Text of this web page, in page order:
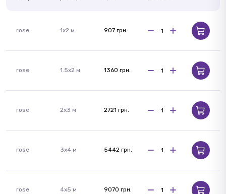
rose 1х2 м 907 грн.
rose 1.5х2 м 1360 грн.
rose 2х3 м 2721 грн.
rose 3х4 м 5442 грн.
rose 4х5 м 9070 грн.